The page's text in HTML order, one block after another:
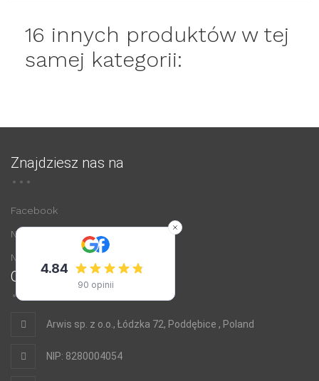
16 innych produktów w tej
samej kategorii:
Znajdziesz nas na
Facebook
Nasz sklep na Allegro
Nasz sklep na Arena.pl
O nas
Arwis sp. z o.o., Łódzka 72, Poddębice , Poland
NIP: 8280004054